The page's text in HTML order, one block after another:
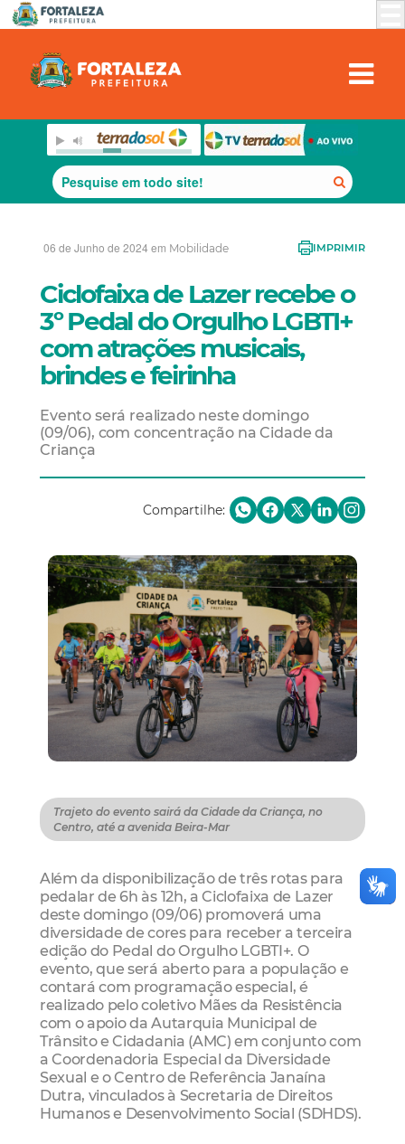
06 de Junho de 2024 em Mobilidade IMPRIMIR
Ciclofaixa de Lazer recebe o
3º Pedal do Orgulho LGBTI+
com atrações musicais,
brindes e feirinha
Evento será realizado neste domingo
(09/06), com concentração na Cidade da
Criança
Compartilhe:
Trajeto do evento sairá da Cidade da Criança, no
Centro, até a avenida Beira-Mar
Além da disponibilização de três rotas para
pedalar de 6h às 12h, a Ciclofaixa de Lazer
deste domingo (09/06) promoverá uma
diversidade de cores para receber a terceira
edição do Pedal do Orgulho LGBTI+. O
evento, que será aberto para a população e
contará com programação especial, é
realizado pelo coletivo Mães da Resistência
com o apoio da Autarquia Municipal de
Trânsito e Cidadania (AMC) em conjunto com
a Coordenadoria Especial da Diversidade
Sexual e o Centro de Referência Janaína
Dutra, vinculados à Secretaria de Direitos
Humanos e Desenvolvimento Social (SDHDS).